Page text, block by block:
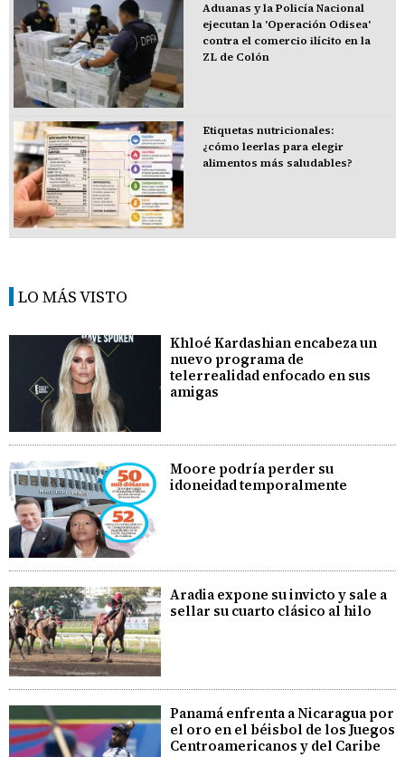
Aduanas y la Policía Nacional
ejecutan la 'Operación Odisea'
contra el comercio ilícito en la
ZL de Colón
Etiquetas nutricionales:
¿cómo leerlas para elegir
alimentos más saludables?
LO MÁS VISTO
Khloé Kardashian encabeza un
nuevo programa de
telerrealidad enfocado en sus
amigas
Moore podría perder su
idoneidad temporalmente
Aradia expone su invicto y sale a
sellar su cuarto clásico al hilo
Panamá enfrenta a Nicaragua por
el oro en el béisbol de los Juegos
Centroamericanos y del Caribe